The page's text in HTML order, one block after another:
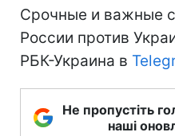
Срочные и важные
России против
РБК-Украина в
Не пропустіть
наші